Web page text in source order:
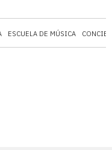
ESCUELA DE MÚSICA